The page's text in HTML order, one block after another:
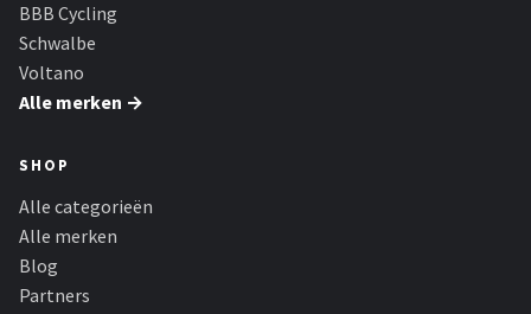
BBB Cycling
Schwalbe
Voltano
Alle merken →
SHOP
Alle categorieën
Alle merken
Blog
Partners